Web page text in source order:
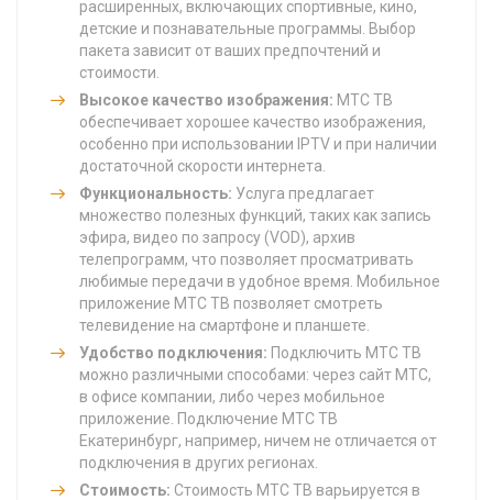
расширенных, включающих спортивные, кино,
детские и познавательные программы. Выбор
пакета зависит от ваших предпочтений и
стоимости.
Высокое качество изображения: МТС ТВ
обеспечивает хорошее качество изображения,
особенно при использовании IPTV и при наличии
достаточной скорости интернета.
Функциональность: Услуга предлагает
множество полезных функций, таких как запись
эфира, видео по запросу (VOD), архив
телепрограмм, что позволяет просматривать
любимые передачи в удобное время. Мобильное
приложение МТС ТВ позволяет смотреть
телевидение на смартфоне и планшете.
Удобство подключения: Подключить МТС ТВ
можно различными способами: через сайт МТС,
в офисе компании, либо через мобильное
приложение. Подключение МТС ТВ
Екатеринбург, например, ничем не отличается от
подключения в других регионах.
Стоимость: Стоимость МТС ТВ варьируется в